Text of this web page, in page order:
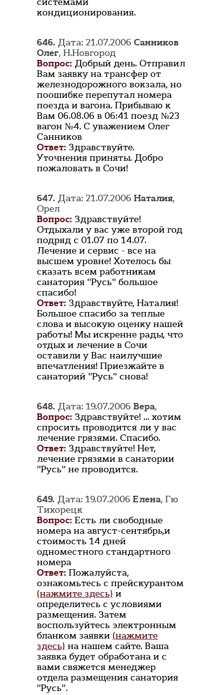
кондиционирования.
646. Дата: 21.07.2006 Санников
Олег, Н.Новгород
Вопрос: Добрый день. Отправил
Вам заявку на трансфер от
железнодорожного вокзала, но
поошибке перепутал номера
поезда и вагона. Прибываю к
Вам 06.08.06 в 06:41 поезд №23
вагон №4. С уважением Олег
Санников
Ответ: Здравствуйте.
Уточнения приняты. Добро
пожаловать в Сочи!
647. Дата: 21.07.2006 Наталия,
Орел
Вопрос: Здравствуйте!
Отдыхали у вас уже второй год
подряд с 01.07 по 14.07.
Лечение и сервис - все на
высшем уровне! Хотелось бы
сказать всем работникам
санатория "Русь" большое
спасибо!
Ответ: Здравствуйте, Наталия!
Большое спасибо за теплые
слова и высокую оценку нашей
работы! Мы искренне рады, что
отдых и лечение в Сочи
оставили у Вас наилучшие
впечатления! Приезжайте в
санаторий "Русь" снова!
648. Дата: 19.07.2006 Вера,
Вопрос: Здравствуйте! ... хотим
спросить проводится ли у вас
лечение грязями. Спасибо.
Ответ: Здравствуйте! Нет,
лечение грязями в санатории
"Русь" не проводится.
649. Дата: 19.07.2006 Елена, Гю
Тихорецк
Вопрос: Есть ли свободные
номера на август-сентябрь,и
стоимость 14 дней
одноместного стандартного
номера
Ответ: Пожалуйста,
ознакомьтесь с прейскурантом
(нажмите здесь) и
определитесь с условиями
размещения. Затем
воспользуйтесь электронным
бланком заявки (нажмите
здесь) на нашем сайте. Ваша
заявка будет обработана и с
вами свяжется менеджер
отдела размещения санатория
"Русь".